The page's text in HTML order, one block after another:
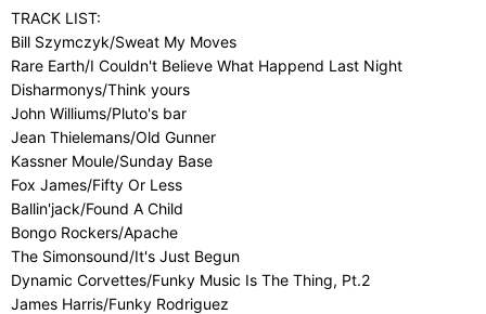
TRACK LIST:
Bill Szymczyk/Sweat My Moves
Rare Earth/I Couldn't Believe What Happend Last Night
Disharmonys/Think yours
John Williums/Pluto's bar
Jean Thielemans/Old Gunner
Kassner Moule/Sunday Base
Fox James/Fifty Or Less
Ballin'jack/Found A Child
Bongo Rockers/Apache
The Simonsound/It's Just Begun
Dynamic Corvettes/Funky Music Is The Thing, Pt.2
James Harris/Funky Rodriguez